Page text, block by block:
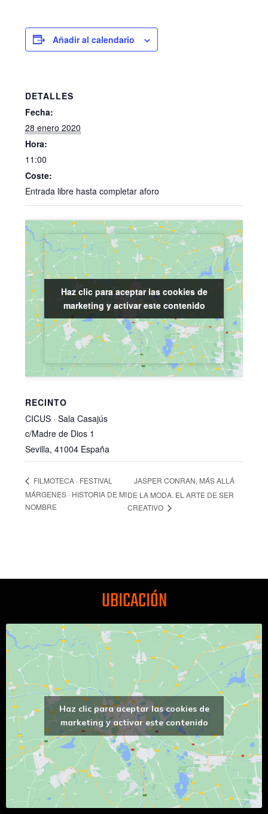
Añadir al calendario
DETALLES
Fecha:
28 enero 2020
Hora:
11:00
Coste:
Entrada libre hasta completar aforo
RECINTO
CICUS · Sala Casajús
c/Madre de Dios 1
Sevilla, 41004 España
Haz clic para aceptar las cookies de
marketing y activar este contenido
Haz clic para aceptar las cookies de
marketing y activar este contenido
FILMOTECA · FESTIVAL
MÁRGENES · HISTORIA DE MI
NOMBRE
JASPER CONRAN, MÁS ALLÁ
DE LA MODA. EL ARTE DE SER
CREATIVO
UBICACIÓN
Haz clic para aceptar las cookies de
marketing y activar este contenido